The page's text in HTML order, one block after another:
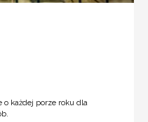
o każdej porze roku dla